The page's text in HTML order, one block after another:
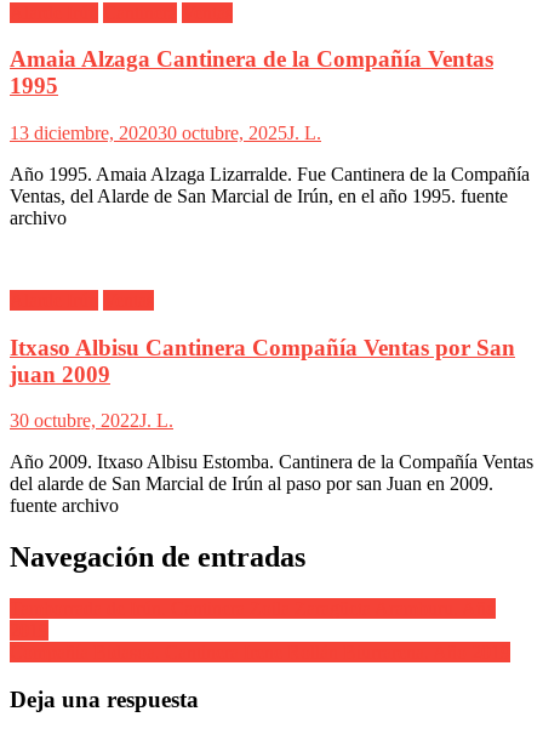
Amaia Alzaga Cantinera de la Compañía Ventas
1995
13 diciembre, 202030 octubre, 2025J. L.
Año 1995. Amaia Alzaga Lizarralde. Fue Cantinera de la Compañía
Ventas, del Alarde de San Marcial de Irún, en el año 1995. fuente
archivo
Itxaso Albisu Cantinera Compañía Ventas por San
juan 2009
30 octubre, 2022J. L.
Año 2009. Itxaso Albisu Estomba. Cantinera de la Compañía Ventas
del alarde de San Marcial de Irún al paso por san Juan en 2009.
fuente archivo
Navegación de entradas
Deja una respuesta